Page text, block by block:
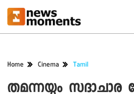
Home Cinema Tamil
തമന്നയും സദാചാര